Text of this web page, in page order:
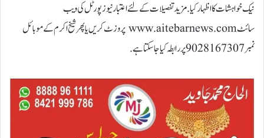
نیک خواہشات کا اظہار کیا. مزید تفصیلات کے لئے اعتبار نیوز پورٹل کی ویب
سائٹ www.aitebarnews.com پر وزٹ کریں یا پھر شیخ اکرم کے موبائل
نمبر 9028167307 پر رابطہ کیا جاسکتا ہے.